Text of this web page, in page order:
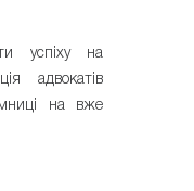
успіху на
адвокатів
на вже